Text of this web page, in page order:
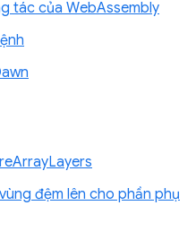
tác của WebAssembly
đệm lên cho phần phụ